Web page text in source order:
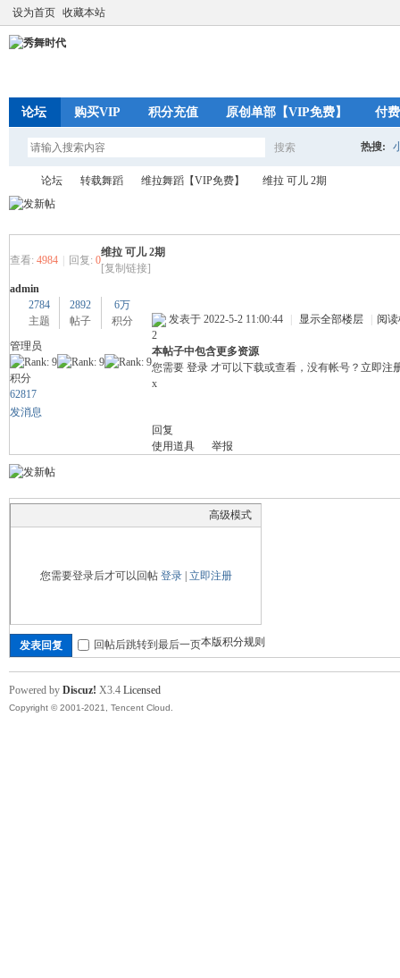
设为首页 收藏本站
论坛 购买VIP 积分充值 原创单部【VIP免费】 付
搜索 热搜:
秀 »
论坛
›
转载舞蹈 维拉舞蹈【VIP免费】 维拉 可儿 2期
查看: 4984 回复: 0
维拉 可儿 2期
[复制链接]
admin
2784
主题
2892
帖子
6万
积分
管理员
积分
62817
发消息
发表于 2022-5-2 11:00:44 显示全部楼层
阅
2
本帖子中包含更多资源
您需要 登录 才可以下载或查看，没有帐号？ 立即注
x
回复
使用道具
举报
高级模式
您需要登录后才可以回帖 登录| 立即注册
本版积分规则
发表回复 回帖后跳转到最后一页
Powered by Discuz! X3.4 Licensed
Copyright © 2001-2021, Tencent Cloud.